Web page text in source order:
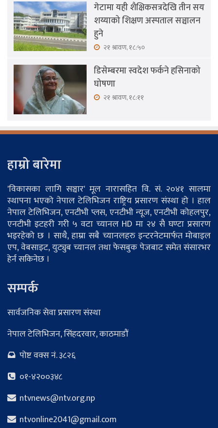
गेटामा यही शैक्षिकसत्रदेखि तीन सय
शय्याको शिक्षण अस्पताल सञ्चालन
हुने
२१ श्रावण, १८:५०
डिसेम्बरमा स्वदेश फर्कने हसिनाको
घोषणा
२१ श्रावण, १८:११
हाम्रो बारेमा
'विकासका लागि सञ्चार' मूल नारासहित वि. सं. २०४१ सालमा
स्थापना भएको नेपाल टेलिभिजन राष्ट्रिय प्रसारण संस्था हो । हाल
नेपाल टेलिभिजन, एनटीभी प्लस, एनटीभी न्यूज, एनटीभी कोहलपुर,
एनटीभी इटहरी गरी ५ वटा च्यानल HD मा २४ सै घण्टा प्रसारण
भइरहेको छ । साथै, हाम्रा सबै च्यानलहरु इन्टरनेटमार्फत मोबाइल
एप, वेबसाइट, युट्युब च्यानल तथा फेसबुक पेजबाट समेत संसारभर
हेर्न सकिनेछ ।
सम्पर्क
सार्वजनिक सेवा प्रसारण संस्था
नेपाल टेलिभिजन, सिंहदरवार, काठमाडौं
पोष्ट वक्स नं. ३८२६
०१-४२००३४८
ntvnews@ntv.org.np
ntvonline2041@gmail.com